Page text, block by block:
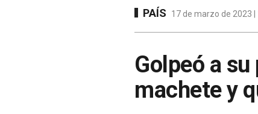
PAÍS 17 de marzo de 2023
Golpeó a
machete y